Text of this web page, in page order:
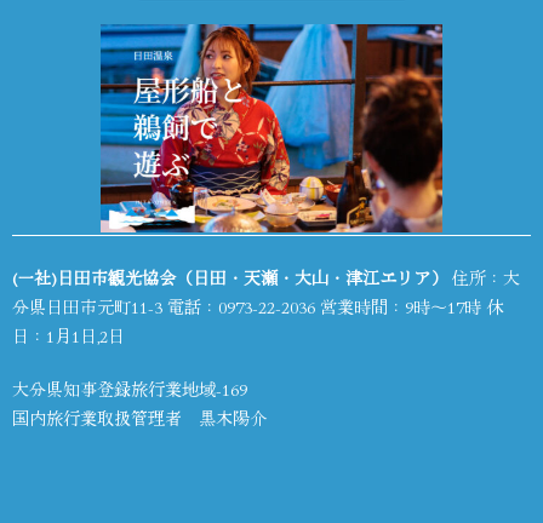
(一社)日田市観光協会（日田・天瀬・大山・津江エリア） 住所：大
分県日田市元町11-3 電話： 0973-22-2036 営業時間：9時～17時 休
日：1月1日,2日
大分県知事登録旅行業地域-169
国内旅行業取扱管理者 黒木陽介